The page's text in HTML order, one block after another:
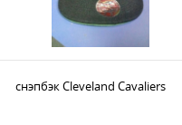
снэпбэк Cleveland Cavaliers